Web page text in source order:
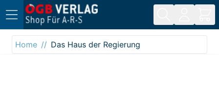
Direkt zum Inhalt
Home
Das Haus der Regierung